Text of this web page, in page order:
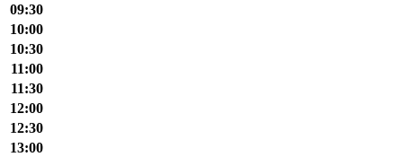
09:30
10:00
10:30
11:00
11:30
12:00
12:30
13:00